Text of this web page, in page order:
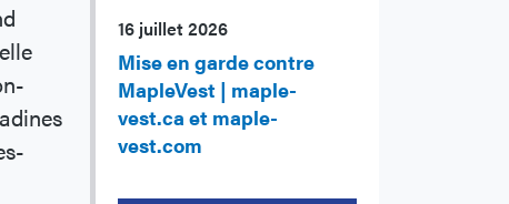
16 juillet 2026
Mise en garde contre
MapleVest | maple-
vest.ca et maple-
vest.com